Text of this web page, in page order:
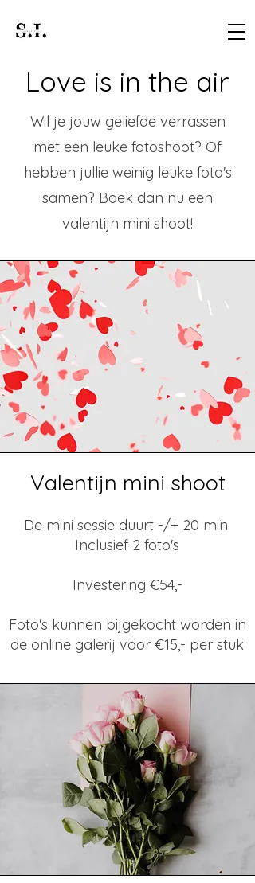
Love is in the air
Wil je jouw geliefde verrassen
met een leuke fotoshoot? Of
hebben jullie weinig leuke foto's
samen? Boek dan nu een
valentijn mini shoot!
Valentijn mini shoot
De mini sessie duurt -/+ 20 min.
Inclusief 2 foto's
Investering €54,-
Foto's kunnen bijgekocht worden in
de online galerij voor €15,- per stuk